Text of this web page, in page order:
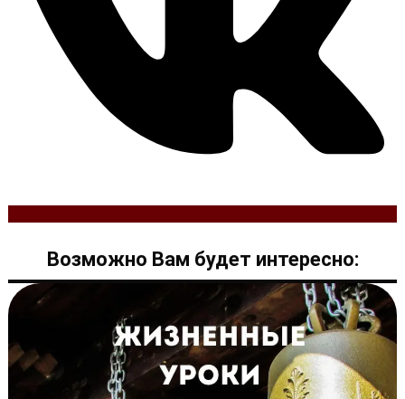
Возможно Вам будет интересно: